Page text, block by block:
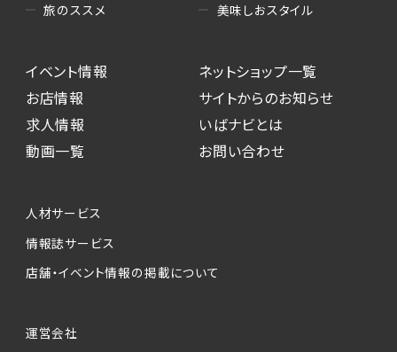
旅のススメ
美味しおスタイル
イベント情報
お店情報
求人情報
動画一覧
ネットショップ一覧
サイトからのお知らせ
いばナビとは
お問い合わせ
人材サービス
情報誌サービス
店舗・イベント情報の掲載について
運営会社